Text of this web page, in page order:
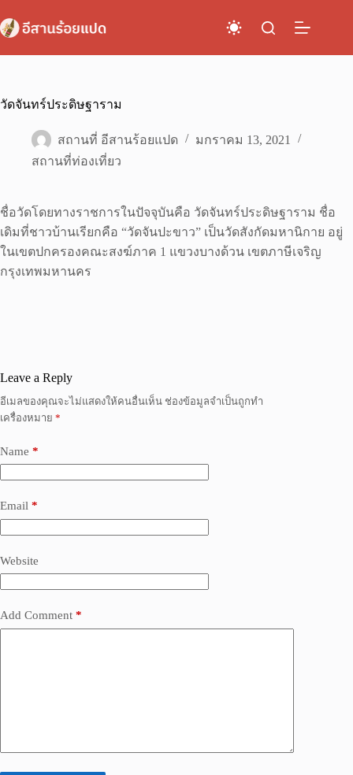
to
content
วัดจันทร์ประดิษฐาราม
สถานที่ อีสานร้อยแปด
มกราคม 13, 2021
สถานที่ท่องเที่ยว
ชื่อวัดโดยทางราชการในปัจจุบันคือ วัดจันทร์ประดิษฐาราม ชื่อ
เดิมที่ชาวบ้านเรียกคือ “วัดจันปะขาว” เป็นวัดสังกัดมหานิกาย อยู่
ในเขตปกครองคณะสงฆ์ภาค 1 แขวงบางด้วน เขตภาษีเจริญ
กรุงเทพมหานคร
Leave a Reply
อีเมลของคุณจะไม่แสดงให้คนอื่นเห็น ช่องข้อมูลจำเป็นถูกทำ
เครื่องหมาย *
Name *
Email *
Website
Add Comment *